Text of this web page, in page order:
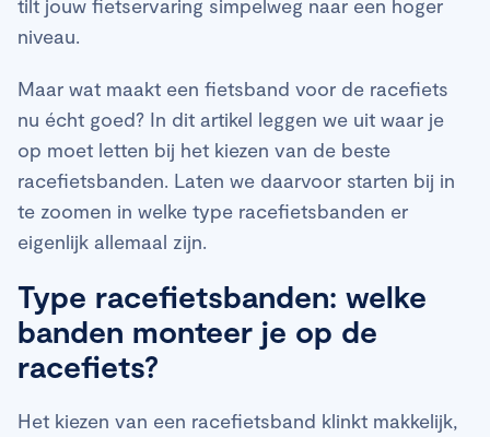
tilt jouw fietservaring simpelweg naar een hoger
niveau.
Maar wat maakt een fietsband voor de racefiets
nu écht goed? In dit artikel leggen we uit waar je
op moet letten bij het kiezen van de beste
racefietsbanden. Laten we daarvoor starten bij in
te zoomen in welke type racefietsbanden er
eigenlijk allemaal zijn.
Type racefietsbanden: welke
banden monteer je op de
racefiets?
Het kiezen van een racefietsband klinkt makkelijk,